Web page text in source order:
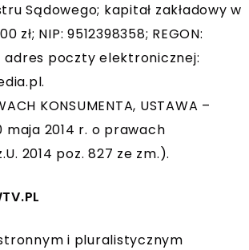
Sądowego; kapitał zakładowy w
zł; NIP: 9512398358; REGON:
adres poczty elektronicznej:
.
KONSUMENTA, USTAWA –
maja 2014 r. o prawach
2014 poz. 827 ze zm.).
i pluralistycznym